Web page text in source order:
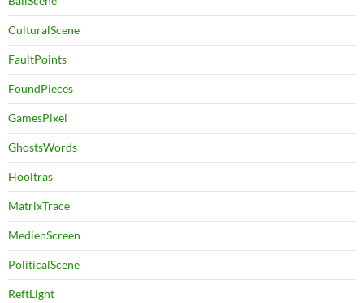
CulturalScene
FaultPoints
FoundPieces
GamesPixel
GhostsWords
Hooltras
MatrixTrace
MedienScreen
PoliticalScene
ReftLight